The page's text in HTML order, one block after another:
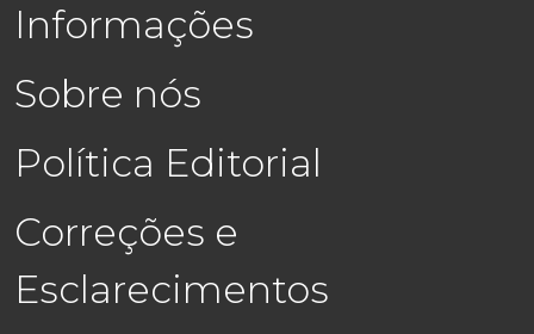
Informações
Sobre nós
Política Editorial
Correções e
Esclarecimentos